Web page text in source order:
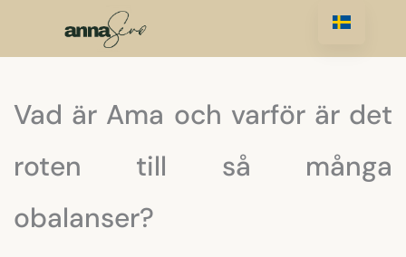
Vad är Ama och varför är det
roten till så många
obalanser?